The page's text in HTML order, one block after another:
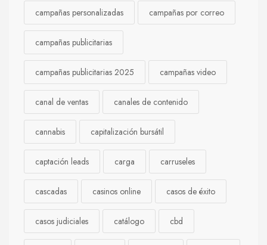
campañas personalizadas campañas por correo
campañas publicitarias
campañas publicitarias 2025 campañas video
canal de ventas canales de contenido
cannabis capitalización bursátil
captación leads carga carruseles
cascadas casinos online casos de éxito
casos judiciales catálogo cbd